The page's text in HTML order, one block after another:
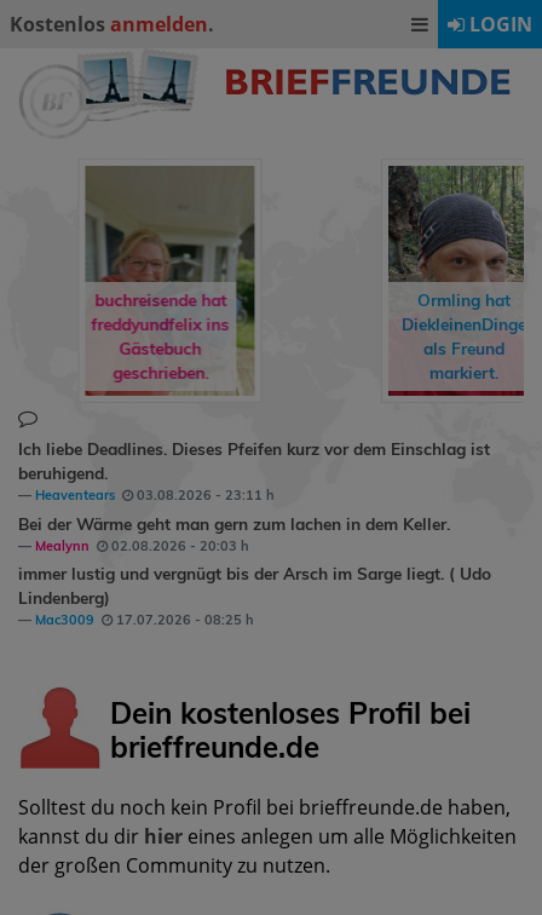
Kostenlos anmelden. LOGIN
Ormlinghat
DiekleinenDinge
als Freund
markiert.
freddyundfelix
hat
buchreisendeein
Geschenk
gemacht.
Ich liebe Deadlines. Dieses Pfeifen kurz vor dem Einschlag ist
beruhigend.
Heaventears 03.08.2026 - 23:11 h
Bei der Wärme geht man gern zum lachen in dem Keller.
Mealynn 02.08.2026 - 20:03 h
immer lustig und vergnügt bis der Arsch im Sarge liegt. ( Udo
Lindenberg)
Mac3009 17.07.2026 - 08:25 h
Dein kostenloses Profil bei
brieffreunde.de
Solltest du noch kein Profil bei brieffreunde.de haben,
kannst du dir hier eines anlegen um alle Möglichkeiten
der großen Community zu nutzen.